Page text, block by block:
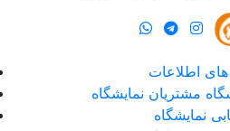
اطلاعات
مشتریان نمایشگاه
نمایشگاه